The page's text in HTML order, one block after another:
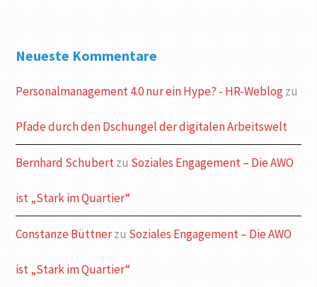
Neueste Kommentare
Personalmanagement 4.0 nur ein Hype? - HR-Weblogzu
Pfade durch den Dschungel der digitalen Arbeitswelt
Bernhard Schubertzu Soziales Engagement – Die AWO
ist „Stark im Quartier“
Constanze Büttnerzu Soziales Engagement – Die AWO
ist „Stark im Quartier“